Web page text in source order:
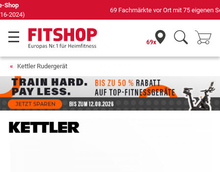
69 Fachmärkte vor Ort mit 75 eigenen Servicetechnikern
69x
Kettler Rudergerät